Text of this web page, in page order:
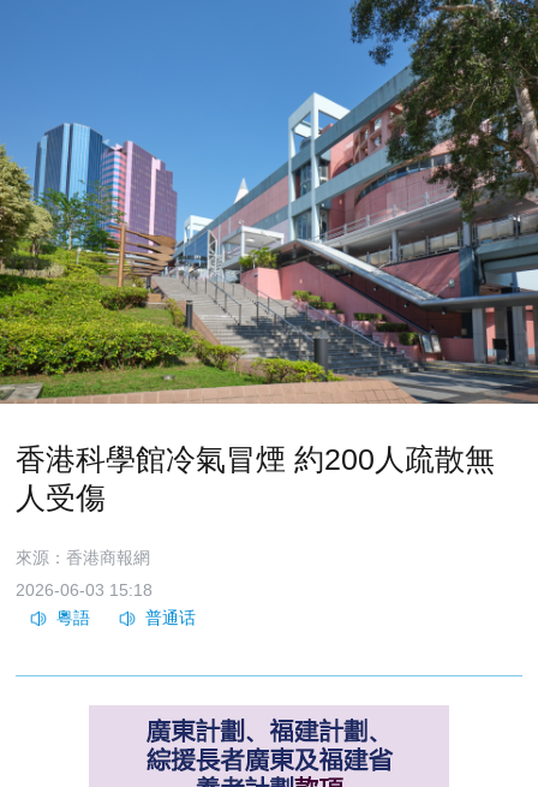
香港科學館冷氣冒煙 約200人疏散無
人受傷
來源：香港商報網
2026-06-03 15:18